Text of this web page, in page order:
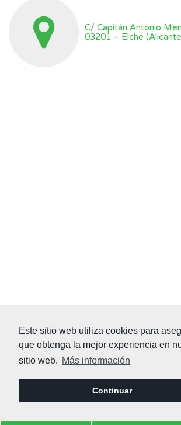
Este sitio web utiliza cookies para
que obtenga la mejor experiencia en
sitio web. Más información
Continuar
C/ Capitán Antonio
03201 – Elche
© 2026 Viviendanet Asesores Inmobiliarios ●
Nota legal●Privacidad●